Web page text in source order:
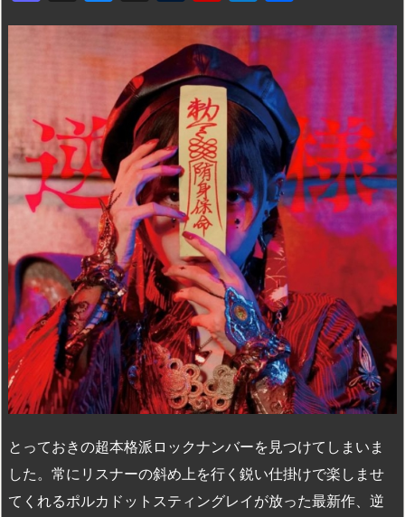
a
d
o
n
u
e
s
k
y
hr
e
a
d
s
u
m
bl
r
ip
b
o
ar
d
ai
n
dr
o
p.
io
有
とっておきの超本格派ロックナンバーを見つけてしまいま
した。常にリスナーの斜め上を行く鋭い仕掛けで楽しませ
てくれるポルカドットスティングレイが放った最新作、逆